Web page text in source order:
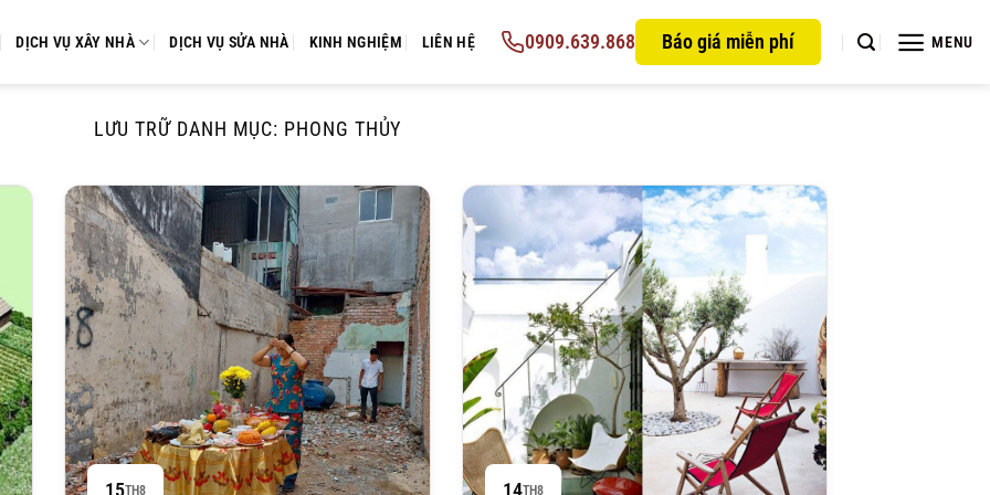
DỊCH VỤ XÂY NHÀ DỊCH VỤ SỬA NHÀ KINH NGHIỆM LIÊN HỆ 0909.639.868 Báo giá miễn phí MENU
LƯU TRỮ DANH MỤC: PHONG THỦY
15TH8 14TH8